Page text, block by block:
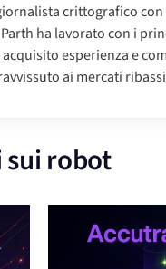
crittografico con
ha lavorato con i
acquisito esperienza e
ai mercati
robot